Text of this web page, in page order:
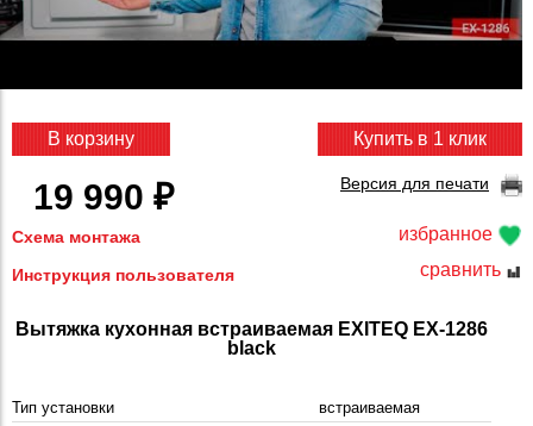
избранное
сравнить
В корзину
19 990 ₽
Купить в 1 клик
Версия для печати
Схема монтажа
Инструкция пользователя
Вытяжка кухонная встраиваемая EXITEQ EX-1286
black
Тип установки
встраиваемая